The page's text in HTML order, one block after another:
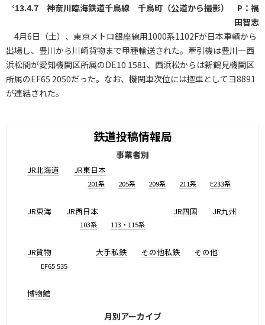
‘13.4.7 神奈川臨海鉄道千鳥線 千鳥町（公道から撮影） P：福
田智志
4月6日（土）、東京メトロ銀座線用1000系1102Fが日本車輌から
出場し、豊川から川崎貨物まで甲種輸送された。牽引機は豊川―西
浜松間が愛知機関区所属のDE10 1581、西浜松からは新鶴見機関区
所属のEF65 2050だった。なお、機関車次位には控車としてヨ8891
が連結された。
鉄道投稿情報局
事業者別
JR北海道 JR東日本
201系 205系 209系 211系 E233系
JR東海 JR西日本
103系 113・115系
JR四国 JR九州
JR貨物
EF65 535
大手私鉄 その他私鉄 その他
博物館
月別アーカイブ